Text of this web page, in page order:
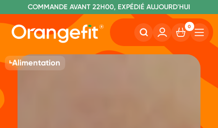
SANS LACTOSE ET SUCRALOSE
COMMANDE AVANT 22H00, EXPÉDIÉ AUJOURD'HUI
LIVRAISON GRATUITE À PARTIR DE 60€
0
Alimentation